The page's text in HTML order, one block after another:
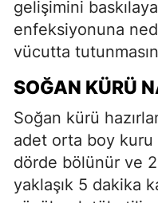
gelişimini
enfeksiyonuna
vücutta
SOĞAN KÜRÜ
Soğan kürü
adet orta boy
dörde bölünür ve
yaklaşık 5 dakika